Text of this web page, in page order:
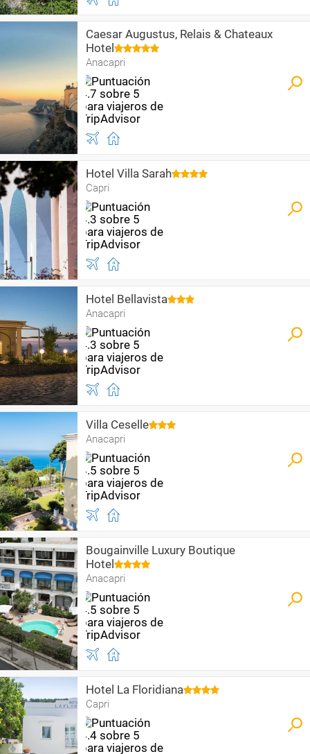
Caesar Augustus, Relais & Chateaux
Hotel
Anacapri
Hotel Villa Sarah
Capri
Hotel Bellavista
Anacapri
Villa Ceselle
Anacapri
Bougainville Luxury Boutique
Hotel
Anacapri
Hotel La Floridiana
Capri